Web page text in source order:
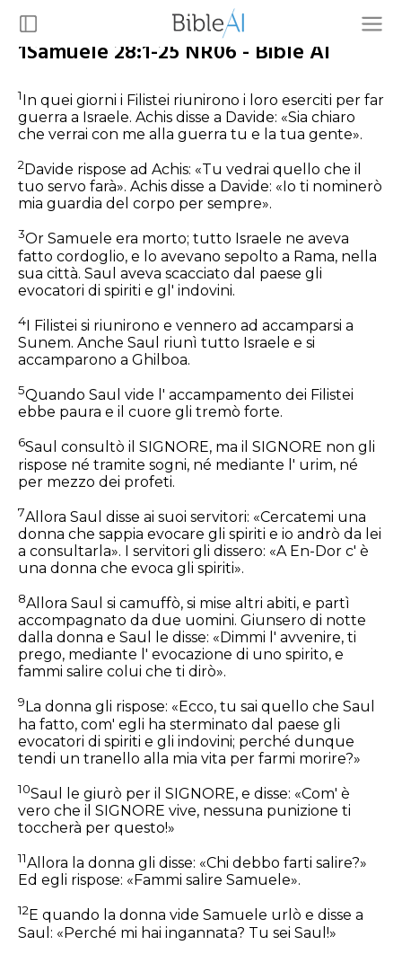
1Samuele 28:1-25 NR06 - Bible AI
1In quei giorni i Filistei riunirono i loro eserciti per far
guerra a Israele. Achis disse a Davide: «Sia chiaro
che verrai con me alla guerra tu e la tua gente».
2 Davide rispose ad Achis: «Tu vedrai quello che il
tuo servo farà». Achis disse a Davide: «Io ti nominerò
mia guardia del corpo per sempre».
3Or Samuele era morto; tutto Israele ne aveva
fatto cordoglio, e lo avevano sepolto a Rama, nella
sua città. Saul aveva scacciato dal paese gli
evocatori di spiriti e gl' indovini.
4I Filistei si riunirono e vennero ad accamparsi a
Sunem. Anche Saul riunì tutto Israele e si
accamparono a Ghilboa.
5Quando Saul vide l' accampamento dei Filistei
ebbe paura e il cuore gli tremò forte.
6Saul consultò il SIGNORE, ma il SIGNORE non gli
rispose né tramite sogni, né mediante l' urim, né
per mezzo dei profeti.
7Allora Saul disse ai suoi servitori: «Cercatemi una
donna che sappia evocare gli spiriti e io andrò da lei
a consultarla». I servitori gli dissero: «A En-Dor c' è
una donna che evoca gli spiriti».
8Allora Saul si camuffò, si mise altri abiti, e partì
accompagnato da due uomini. Giunsero di notte
dalla donna e Saul le disse: «Dimmi l' avvenire, ti
prego, mediante l' evocazione di uno spirito, e
fammi salire colui che ti dirò».
9 La donna gli rispose: «Ecco, tu sai quello che Saul
ha fatto, com' egli ha sterminato dal paese gli
evocatori di spiriti e gli indovini; perché dunque
tendi un tranello alla mia vita per farmi morire?»
10Saul le giurò per il SIGNORE, e disse: «Com' è
vero che il SIGNORE vive, nessuna punizione ti
toccherà per questo!»
11Allora la donna gli disse: «Chi debbo farti salire?»
Ed egli rispose: «Fammi salire Samuele».
12E quando la donna vide Samuele urlò e disse a
Saul: «Perché mi hai ingannata? Tu sei Saul!»